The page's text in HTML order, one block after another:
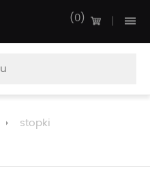
0
stopki